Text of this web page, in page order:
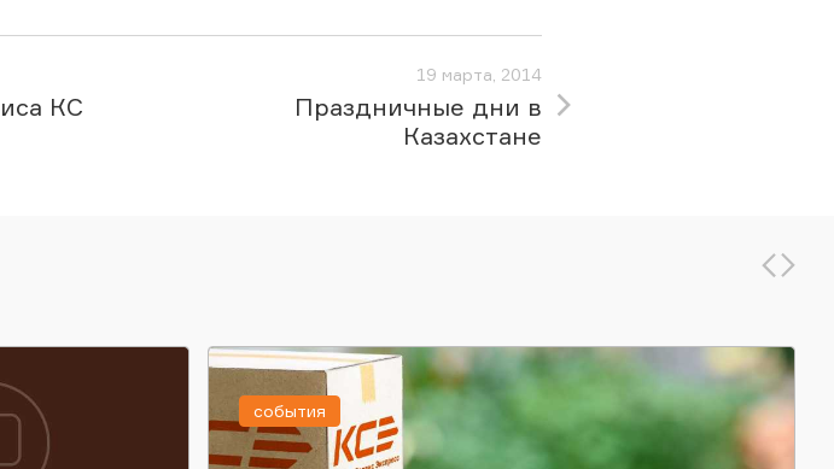
КС
19 марта, 2014
Праздничные дни в
Казахстане
события